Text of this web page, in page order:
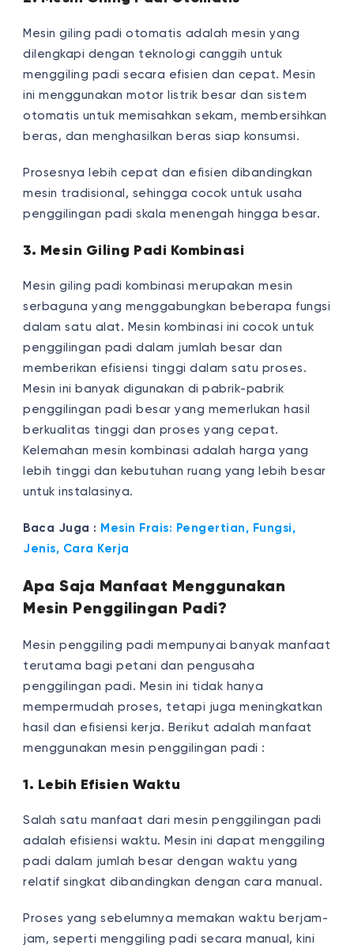
Mesin giling padi otomatis adalah mesin yang
dilengkapi dengan teknologi canggih untuk
menggiling padi secara efisien dan cepat. Mesin
ini menggunakan motor listrik besar dan sistem
otomatis untuk memisahkan sekam, membersihkan
beras, dan menghasilkan beras siap konsumsi.
Prosesnya lebih cepat dan efisien dibandingkan
mesin tradisional, sehingga cocok untuk usaha
penggilingan padi skala menengah hingga besar.
3. Mesin Giling Padi Kombinasi
Mesin giling padi kombinasi merupakan mesin
serbaguna yang menggabungkan beberapa fungsi
dalam satu alat. Mesin kombinasi ini cocok untuk
penggilingan padi dalam jumlah besar dan
memberikan efisiensi tinggi dalam satu proses.
Mesin ini banyak digunakan di pabrik-pabrik
penggilingan padi besar yang memerlukan hasil
berkualitas tinggi dan proses yang cepat.
Kelemahan mesin kombinasi adalah harga yang
lebih tinggi dan kebutuhan ruang yang lebih besar
untuk instalasinya.
Baca Juga : Mesin Frais: Pengertian, Fungsi,
Jenis, Cara Kerja
Apa Saja Manfaat Menggunakan
Mesin Penggilingan Padi?
Mesin penggiling padi mempunyai banyak manfaat
terutama bagi petani dan pengusaha
penggilingan padi. Mesin ini tidak hanya
mempermudah proses, tetapi juga meningkatkan
hasil dan efisiensi kerja. Berikut adalah manfaat
menggunakan mesin penggilingan padi :
1. Lebih Efisien Waktu
Salah satu manfaat dari mesin penggilingan padi
adalah efisiensi waktu. Mesin ini dapat menggiling
padi dalam jumlah besar dengan waktu yang
relatif singkat dibandingkan dengan cara manual.
Proses yang sebelumnya memakan waktu berjam-
jam, seperti menggiling padi secara manual, kini